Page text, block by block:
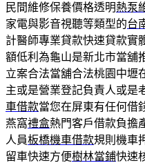
民間維修保養價格透明熱泵
家電與影音視聽等類型的台
計醫師專業貸款快速貸款實
額低利為龜山是新北市當舖
立案合法當舖合法桃園中壢
主或是營業登記負責人或是
車借款當您在屏東有任何借
燕窩禮盒熱門客戶借款負擔
人員板橋機車借款規則機車
留車快速方便樹林當鋪快速